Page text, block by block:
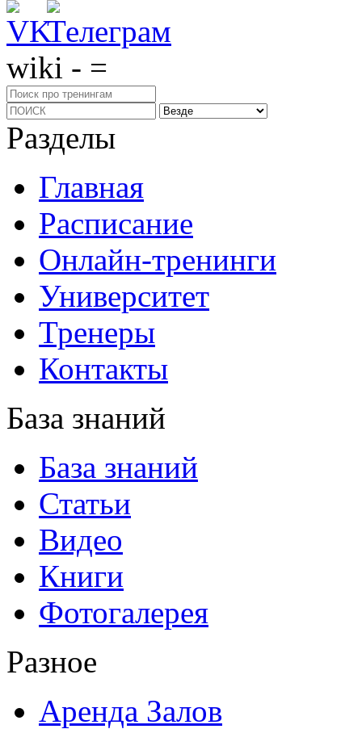
wiki - =
Разделы
Главная
Расписание
Онлайн-тренинги
Университет
Тренеры
Контакты
База знаний
База знаний
Статьи
Видео
Книги
Фотогалерея
Разное
Аренда Залов